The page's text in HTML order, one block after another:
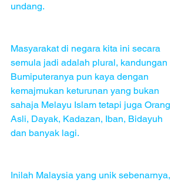
undang.
Masyarakat di negara kita ini secara
semula jadi adalah plural, kandungan
Bumiputeranya pun kaya dengan
kemajmukan keturunan yang bukan
sahaja Melayu Islam tetapi juga Orang
Asli, Dayak, Kadazan, Iban, Bidayuh
dan banyak lagi.
Inilah Malaysia yang unik sebenarnya,